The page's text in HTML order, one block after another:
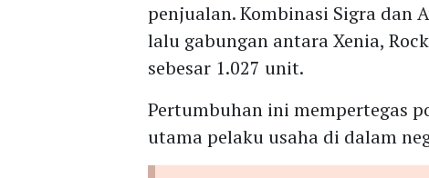
penjualan. Kombinasi Sigra dan
lalu gabungan antara Xenia,
sebesar 1.027 unit.
Pertumbuhan ini mempertegas
utama pelaku usaha di dalam